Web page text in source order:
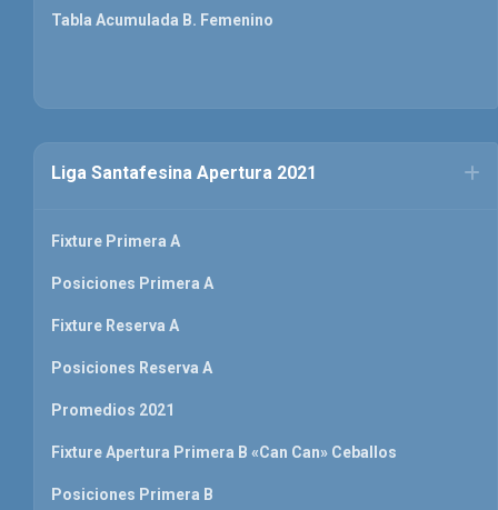
Tabla Acumulada B. Femenino
Liga Santafesina Apertura 2021
Fixture Primera A
Posiciones Primera A
Fixture Reserva A
Posiciones Reserva A
Promedios 2021
Fixture Apertura Primera B «Can Can» Ceballos
Posiciones Primera B